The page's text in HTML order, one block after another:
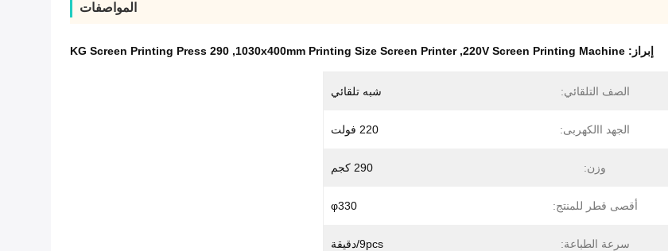
المواصفات
إبراز: 220V Screen Printing Machine
,
1030x400mm Printing Size Screen Printer
,
290 KG Screen Printing Press
الصف التلقائي: شبه تلقائي
الجهد االكهربى: 220 فولت
وزن: 290 كجم
أقصى قطر للمنتج: φ330
سرعة الطباعة: 9pcs/دقيقة